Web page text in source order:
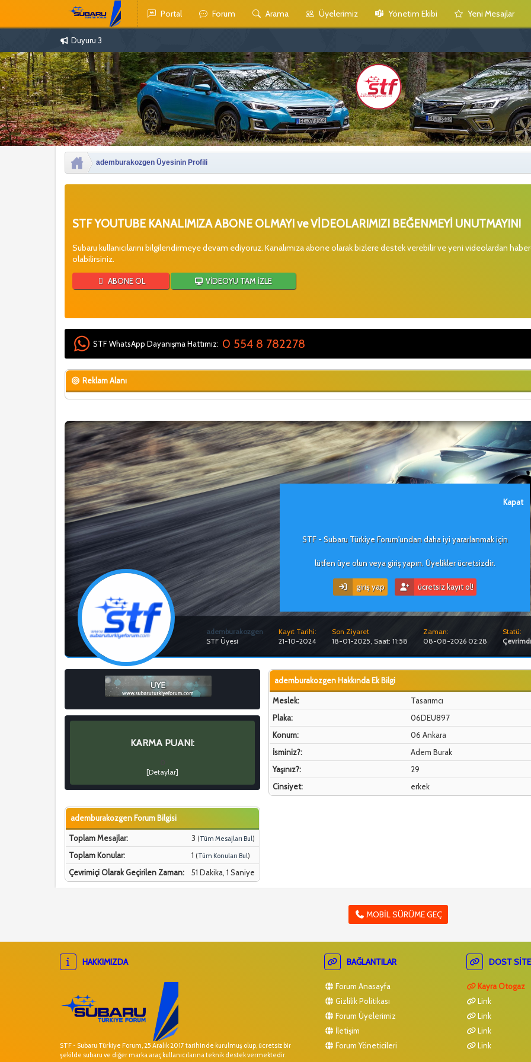
Portal Forum Arama Üyelerimiz Yönetim Ekibi Yeni Mesajlar
Duyuru 3
Kapat
STF - Subaru Türkiye Forum'undan daha iyi yararlanmak için
lütfen üye olun veya giriş yapın. Üyelikler ücretsizdir.
giriş yap ücretsiz kayıt ol!
ademburakozgen Üyesinin Profili
STF YOUTUBE KANALIMIZA ABONE OLMAYI ve VİDEOLARIMIZI BEĞENMEYİ UNUTMAYIN!
Subaru kullanıcılarını bilgilendirmeye devam ediyoruz. Kanalımıza abone olarak bizlere destek verebilir ve yeni videolardan
olabilirsiniz.
ABONE OL VİDEOYU TAM İZLE
STF WhatsApp Dayanışma Hattımız: 0 554 8 782278
Reklam Alanı
ademburakozgen
STF Üyesi
Kayıt Tarihi:
21-10-2024
Son Ziyaret
18-01-2025, Saat: 11:58
Zaman:
08-08-2026 02:28
Statü:
KARMA PUANI:
[Detaylar]
ademburakozgen Forum Bilgisi
Toplam Mesajlar: 3 (Tüm Mesajları Bul)
Toplam Konular: 1 (Tüm Konuları Bul)
Çevrimiçi Olarak Geçirilen Zaman: 51 Dakika, 1 Saniye
ademburakozgen Hakkında Ek Bilgi
Meslek:
Tasarımcı
Plaka:
06DEU897
Konum:
06 Ankara
İsminiz?:
Adem Burak
Yaşınız?:
29
Cinsiyet:
erkek
MOBIL SÜRÜME GEÇ
HAKKIMIZDA
STF - Subaru Türkiye Forum, 25 Aralık 2017 tarihinde kurulmuş olup, ücretsiz bir
şekilde subaru ve diğer marka araç kullanıcılarına teknik destek vermektedir.
BAĞLANTILAR
Forum Anasayfa
Gizlilik Politikası
Forum Üyelerimiz
İletişim
Forum Yöneticileri
DOST
Kayra Otogaz
Link
Link
Link
Link